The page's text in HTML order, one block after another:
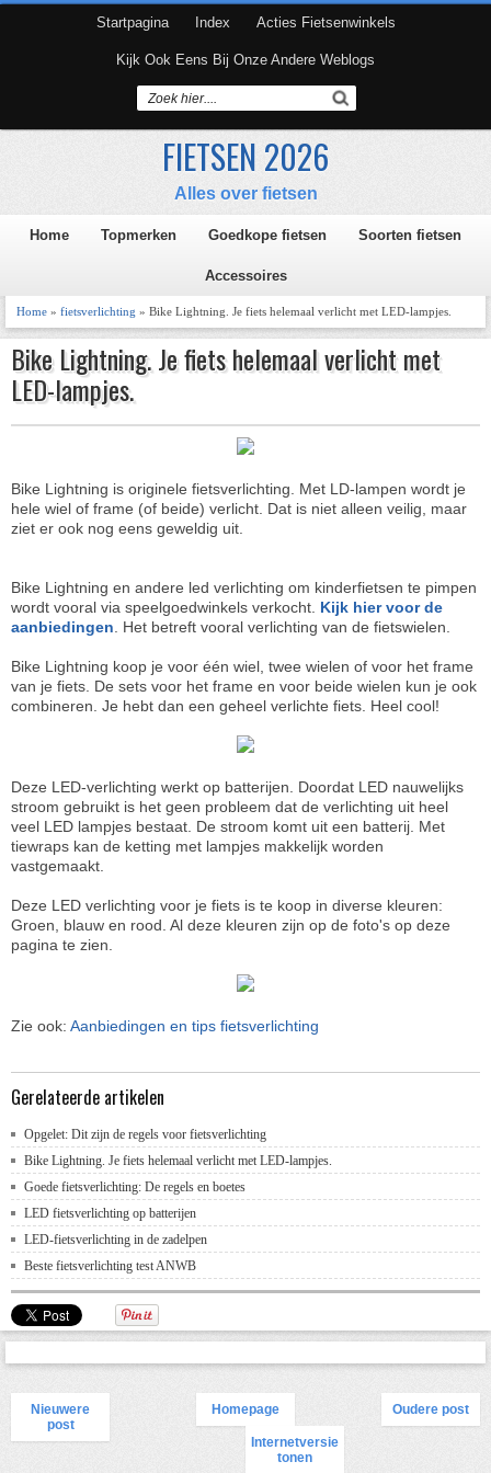
Startpagina Index Acties Fietsenwinkels
Kijk Ook Eens Bij Onze Andere Weblogs
FIETSEN 2026
Alles over fietsen
Home Topmerken Goedkope fietsen Soorten fietsen
Accessoires
Home » fietsverlichting » Bike Lightning. Je fiets helemaal verlicht met LED-lampjes.
Bike Lightning. Je fiets helemaal verlicht met
LED-lampjes.
Bike Lightning is originele fietsverlichting. Met LD-lampen wordt je
hele wiel of frame (of beide) verlicht. Dat is niet alleen veilig, maar
ziet er ook nog eens geweldig uit.
Bike Lightning en andere led verlichting om kinderfietsen te pimpen
wordt vooral via speelgoedwinkels verkocht. Kijk hier voor de
aanbiedingen . Het betreft vooral verlichting van de fietswielen.
Bike Lightning koop je voor één wiel, twee wielen of voor het frame
van je fiets. De sets voor het frame en voor beide wielen kun je ook
combineren. Je hebt dan een geheel verlichte fiets. Heel cool!
Deze LED-verlichting werkt op batterijen. Doordat LED nauwelijks
stroom gebruikt is het geen probleem dat de verlichting uit heel
veel LED lampjes bestaat. De stroom komt uit een batterij. Met
tiewraps kan de ketting met lampjes makkelijk worden
vastgemaakt.
Deze LED verlichting voor je fiets is te koop in diverse kleuren:
Groen, blauw en rood. Al deze kleuren zijn op de foto's op deze
pagina te zien.
Zie ook: Aanbiedingen en tips fietsverlichting
Gerelateerde artikelen
Opgelet: Dit zijn de regels voor fietsverlichting
Bike Lightning. Je fiets helemaal verlicht met LED-lampjes.
Goede fietsverlichting: De regels en boetes
LED fietsverlichting op batterijen
LED-fietsverlichting in de zadelpen
Beste fietsverlichting test ANWB
Nieuwere
post
Oudere post
Homepage
Internetversie
tonen